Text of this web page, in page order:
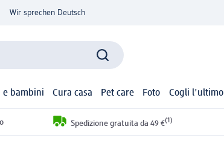
Wir sprechen Deutsch
e bambini Cura casa Pet care Foto Cogli l'ultimo
Spedizione gratuita da 49 €(1)